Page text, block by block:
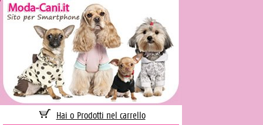
Hai 0 Prodotti nel carrello